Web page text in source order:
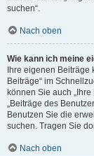
suchen“.
Nach oben
Wie kann ich meine
Ihre eigenen
Beiträge“ im
können Sie auch
„Beiträge des
Benutzen Sie die
suchen. Tragen Sie
Nach oben